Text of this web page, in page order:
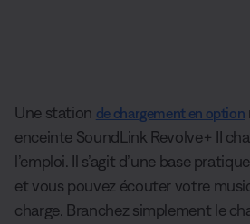
Une station de chargement en option
enceinte SoundLink Revolve+ II
l’emploi. Il s’agit d’une base
et vous pouvez écouter votre
charge. Branchez simplement le